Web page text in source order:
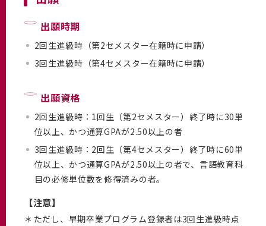
出願時期
2回生進級時（第2セメスター在籍時に申請）
3回生進級時（第4セメスター在籍時に申請）
出願資格
2回生進級時：1回生（第2セメスター）終了時に30単
位以上、かつ通算GPAが2.50以上の者
3回生進級時：2回生（第4セメスター）終了時に60単
位以上、かつ通算GPAが2.50以上の者で、言語教育科
目の必修単位数を修得済みの者。
【注意】
＊ ただし、早期卒業プログラム登録者は3回生進級時点